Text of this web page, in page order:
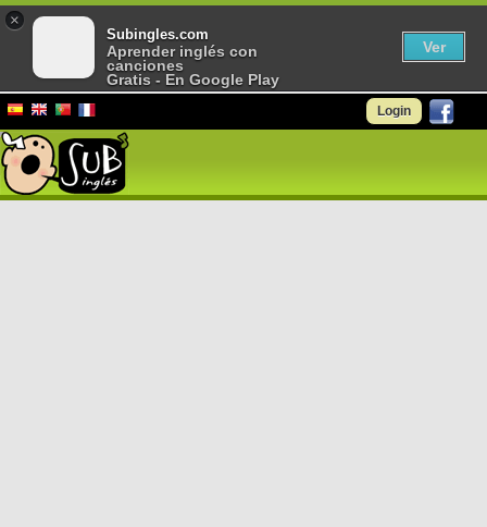
Login
×
Subingles.com
Aprender inglés con
canciones
Gratis - En Google Play
Ver